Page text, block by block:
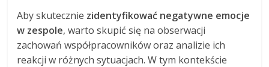
Aby skutecznie zidentyfikować negatywne emocje
w zespole, warto skupić się na obserwacji
zachowań współpracowników oraz analizie ich
reakcji w różnych sytuacjach. W tym kontekście